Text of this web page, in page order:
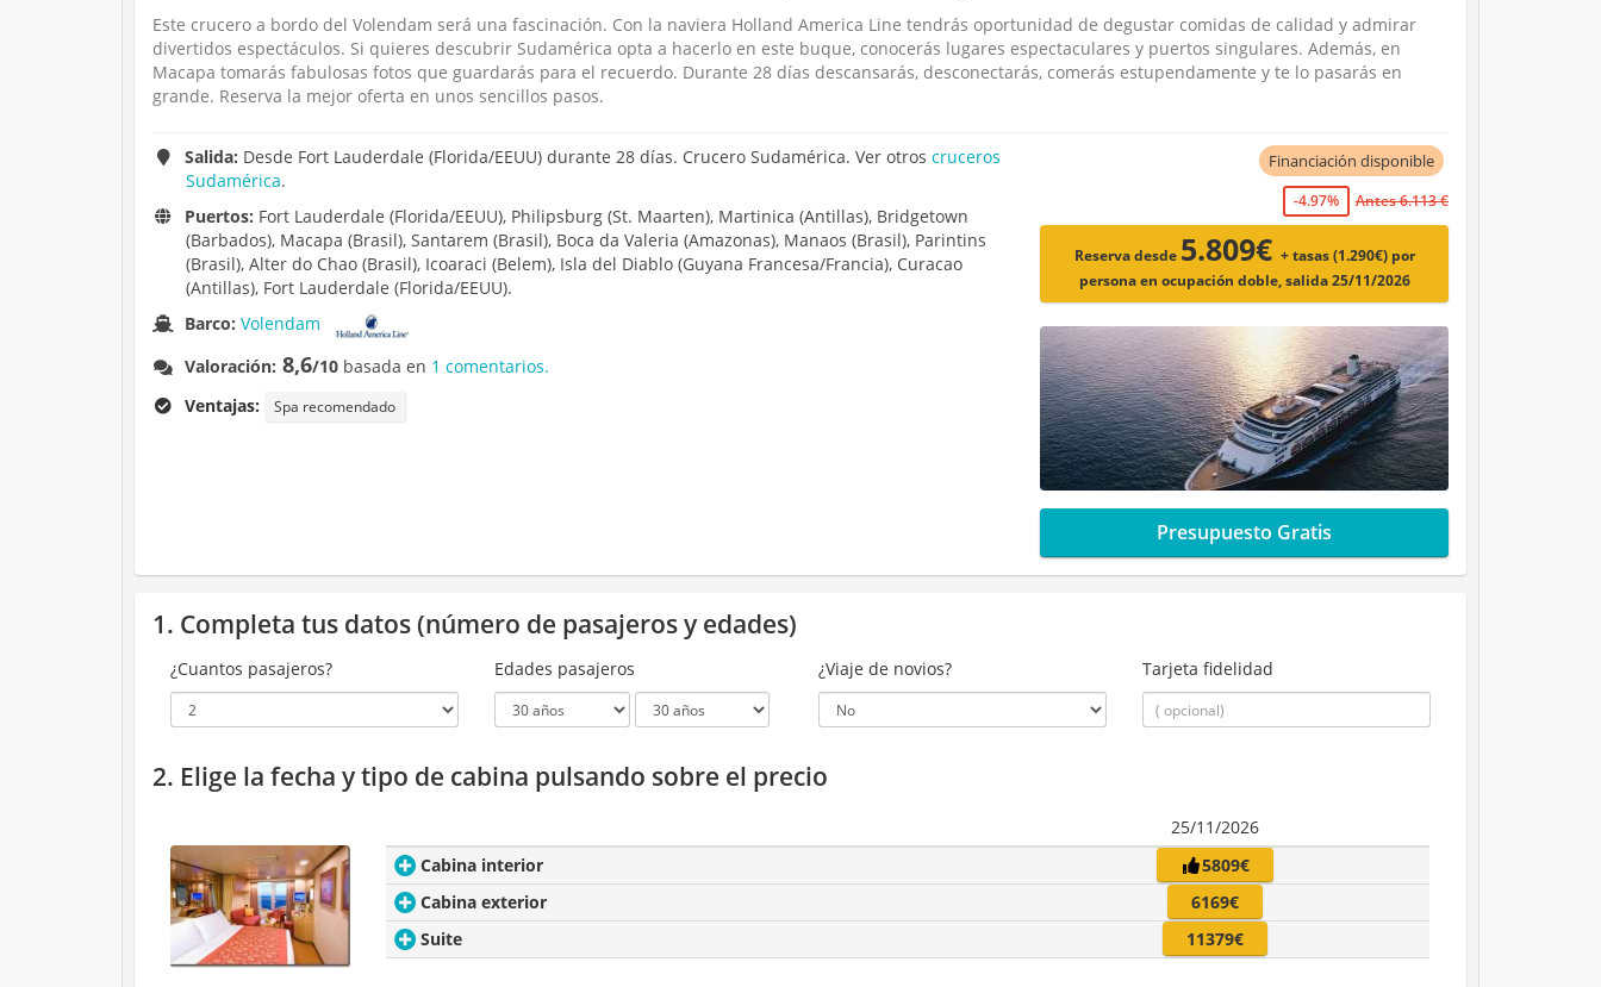
Este crucero a bordo del Volendam será una fascinación. Con la naviera Holland America Line tendrás oportunidad de degustar comidas de calidad y admirar
divertidos espectáculos. Si quieres descubrir Sudamérica opta a hacerlo en este buque, conocerás lugares espectaculares y puertos singulares. Además, en
Macapa tomarás fabulosas fotos que guardarás para el recuerdo. Durante 28 días descansarás, desconectarás, comerás estupendamente y te lo pasarás en
grande. Reserva la mejor oferta en unos sencillos pasos.
Salida: Desde Fort Lauderdale (Florida/EEUU) durante 28 días. Crucero Sudamérica. Ver otroscruceros
Sudamérica.
Puertos: Fort Lauderdale (Florida/EEUU), Philipsburg (St. Maarten), Martinica (Antillas), Bridgetown
(Barbados), Macapa (Brasil), Santarem (Brasil), Boca da Valeria (Amazonas), Manaos (Brasil), Parintins
(Brasil), Alter do Chao (Brasil), Icoaraci (Belem), Isla del Diablo (Guyana Francesa/Francia), Curacao
(Antillas), Fort Lauderdale (Florida/EEUU).
Barco:Volendam
Valoración: 8,6/10 basada en 1 comentarios.
Ventajas:
Spa recomendado
Financiación disponible
-4.97% Antes 6.113 €
Reserva desde 5.809€ + tasas (1.290€) por
persona en ocupación doble, salida 25/11/2026
Presupuesto Gratis
1. Completa tus datos (número de pasajeros y edades)
¿Cuantos pasajeros? Edades pasajeros ¿Viaje de novios? Tarjeta fidelidad
2. Elige la fecha y tipo de cabina pulsando sobre el precio
25/11/2026
Cabina interior
5809€
Cabina exterior
6169€
Suite
11379€